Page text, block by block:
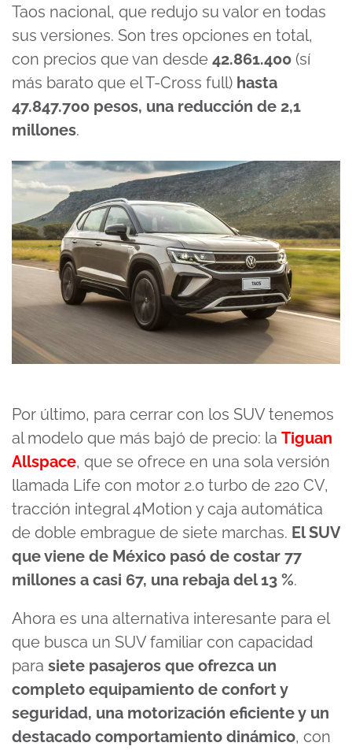
Taos nacional, que redujo su valor en todas
sus versiones. Son tres opciones en total,
con precios que van desde 42.861.400 (sí
más barato que el T-Cross full) hasta
47.847.700 pesos, una reducción de 2,1
millones.
Por último, para cerrar con los SUV tenemos
al modelo que más bajó de precio: la Tiguan
Allspace, que se ofrece en una sola versión
llamada Life con motor 2.0 turbo de 220 CV,
tracción integral 4Motion y caja automática
de doble embrague de siete marchas. El SUV
que viene de México pasó de costar 77
millones a casi 67, una rebaja del 13 %.
Ahora es una alternativa interesante para el
que busca un SUV familiar con capacidad
para siete pasajeros que ofrezca un
completo equipamiento de confort y
seguridad, una motorización eficiente y un
destacado comportamiento dinámico, con